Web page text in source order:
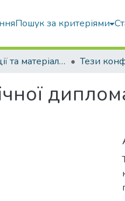
Пошук за критеріями
Конференції та матеріали конференцій Тези